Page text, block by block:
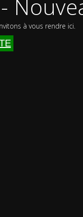
à vous rendre ici.